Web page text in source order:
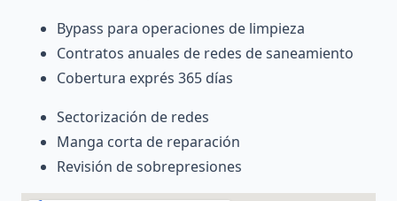
Bypass para operaciones de limpieza
Contratos anuales de redes de saneamiento
Cobertura exprés 365 días
Sectorización de redes
Manga corta de reparación
Revisión de sobrepresiones